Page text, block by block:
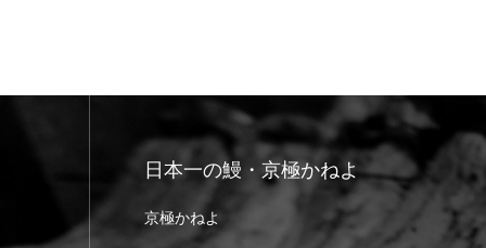
日本一の鰻・京極かねよ
京極かねよ